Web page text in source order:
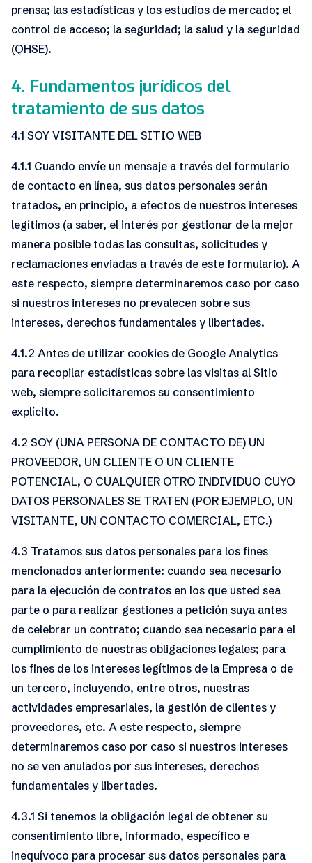
prensa; las estadísticas y los estudios de mercado; el
control de acceso; la seguridad; la salud y la seguridad
(QHSE).
4. Fundamentos jurídicos del
tratamiento de sus datos
4.1 SOY VISITANTE DEL SITIO WEB
4.1.1 Cuando envíe un mensaje a través del formulario
de contacto en línea, sus datos personales serán
tratados, en principio, a efectos de nuestros intereses
legítimos (a saber, el interés por gestionar de la mejor
manera posible todas las consultas, solicitudes y
reclamaciones enviadas a través de este formulario). A
este respecto, siempre determinaremos caso por caso
si nuestros intereses no prevalecen sobre sus
intereses, derechos fundamentales y libertades.
4.1.2 Antes de utilizar cookies de Google Analytics
para recopilar estadísticas sobre las visitas al Sitio
web, siempre solicitaremos su consentimiento
explícito.
4.2 SOY (UNA PERSONA DE CONTACTO DE) UN
PROVEEDOR, UN CLIENTE O UN CLIENTE
POTENCIAL, O CUALQUIER OTRO INDIVIDUO CUYO
DATOS PERSONALES SE TRATEN (POR EJEMPLO, UN
VISITANTE, UN CONTACTO COMERCIAL, ETC.)
4.3 Tratamos sus datos personales para los fines
mencionados anteriormente: cuando sea necesario
para la ejecución de contratos en los que usted sea
parte o para realizar gestiones a petición suya antes
de celebrar un contrato; cuando sea necesario para el
cumplimiento de nuestras obligaciones legales; para
los fines de los intereses legítimos de la Empresa o de
un tercero, incluyendo, entre otros, nuestras
actividades empresariales, la gestión de clientes y
proveedores, etc. A este respecto, siempre
determinaremos caso por caso si nuestros intereses
no se ven anulados por sus intereses, derechos
fundamentales y libertades.
4.3.1 Si tenemos la obligación legal de obtener su
consentimiento libre, informado, específico e
inequívoco para procesar sus datos personales para